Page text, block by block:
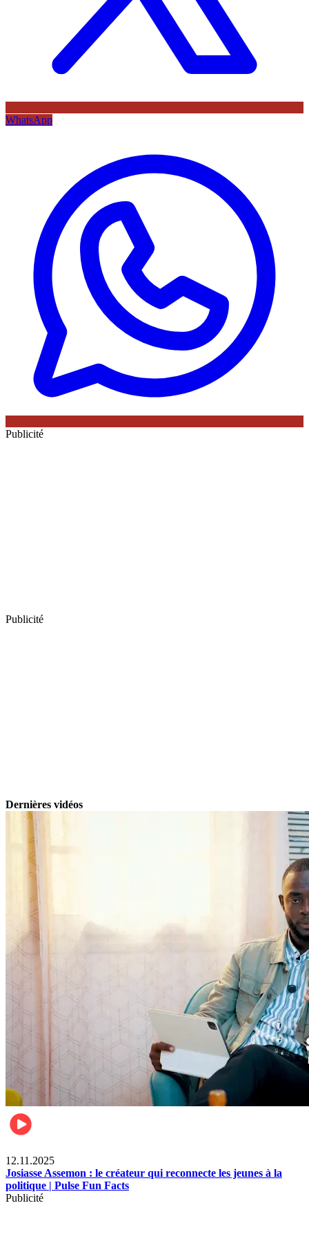
WhatsApp
Publicité
Publicité
Dernières vidéos
12.11.2025
Josiasse Assemon : le créateur qui reconnecte les jeunes à la
politique | Pulse Fun Facts
Publicité